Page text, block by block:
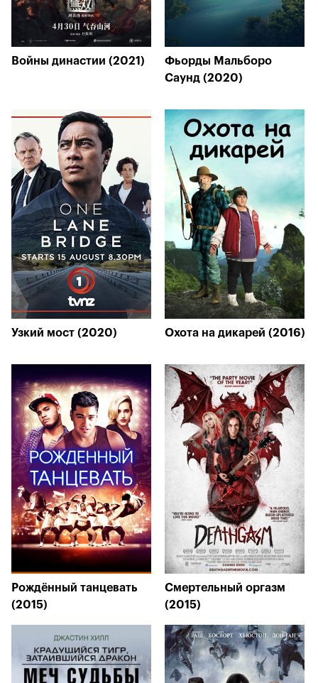
Войны династии (2021)
Фьорды Мальборо
Саунд (2020)
Узкий мост (2020) Охота на дикарей (2016)
Рождённый танцевать
(2015)
Смертельный оргазм
(2015)